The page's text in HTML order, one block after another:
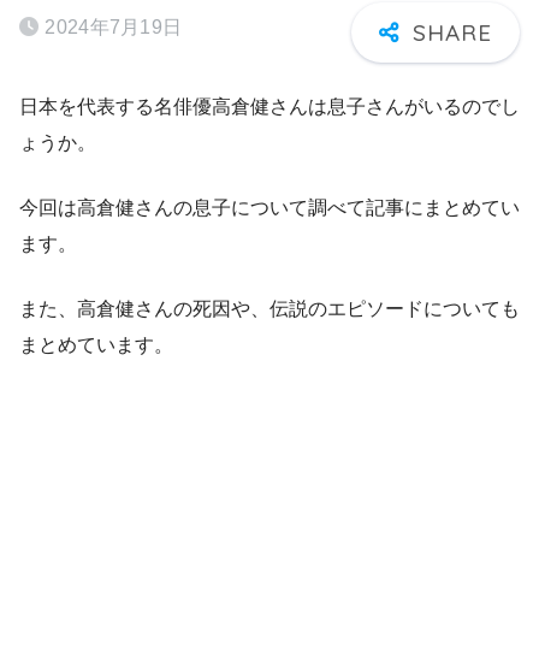
2024年7月19日
日本を代表する名俳優高倉健さんは息子さんがいるのでし
ょうか。
今回は高倉健さんの息子について調べて記事にまとめてい
ます。
また、高倉健さんの死因や、伝説のエピソードについても
まとめています。